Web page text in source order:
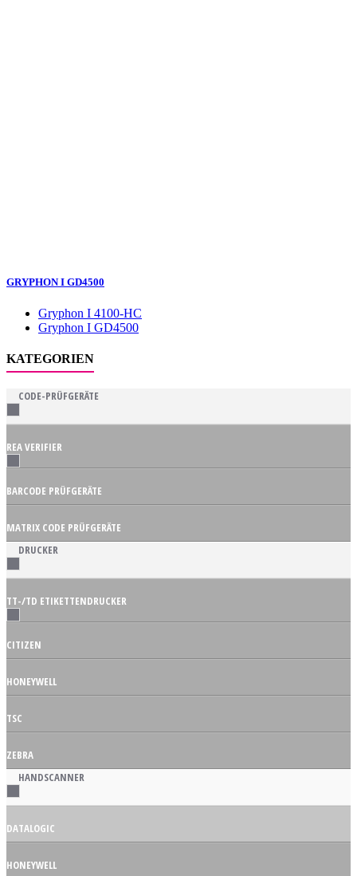
GRYPHON I GD4500
Gryphon I 4100-HC
Gryphon I GD4500
KATEGORIEN
CODE-PRÜFGERÄTE
REA VERIFIER
BARCODE PRÜFGERÄTE
MATRIX CODE PRÜFGERÄTE
DRUCKER
TT-/TD ETIKETTENDRUCKER
CITIZEN
HONEYWELL
TSC
ZEBRA
HANDSCANNER
DATALOGIC
HONEYWELL